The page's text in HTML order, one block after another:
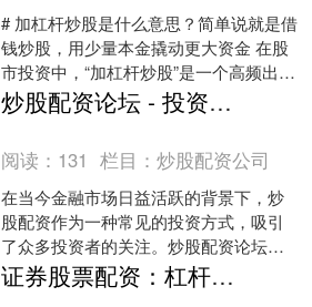
# 加杠杆炒股是什么意思？简单说就是借
钱炒股，用少量本金撬动更大资金 在股
市投资中，“加杠杆炒股”是一个高频出现
的术语，尤其对于追求高收益的投资者
而言，它既充满....
炒股配资论坛 - 投资者交流平台
阅读： 131 栏目：炒股配资公司
在当今金融市场日益活跃的背景下，炒
股配资作为一种常见的投资方式，吸引
了众多投资者的关注。炒股配资论坛作
为投资者交流的重要平台，为广大股民
提供了信息分享、经验交流....
证券股票配资：杠杆策略与风险提示